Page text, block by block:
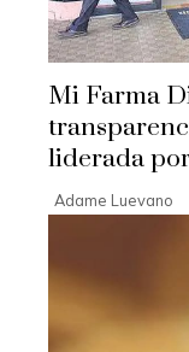
Mi Farma
liderada
Adame Luevano